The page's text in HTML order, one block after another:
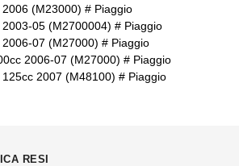
(M23000) # Piaggio
05 (M2700004) # Piaggio
07 (M27000) # Piaggio
2006-07 (M27000) # Piaggio
2007 (M48100) # Piaggio
RESI